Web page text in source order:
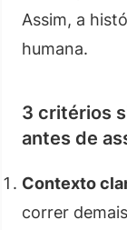
Assim, a
humana.
3 critérios
antes de
Contexto
correr